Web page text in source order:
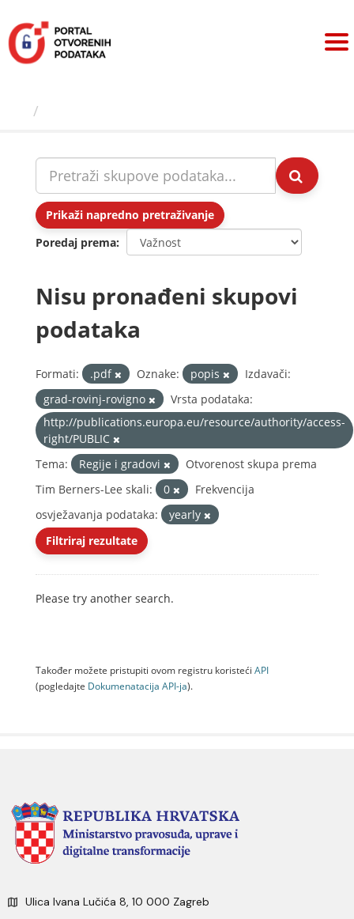
sadržaj
Prikaži napredno pretraživanje
Poredaj prema
Nisu pronađeni skupovi
podataka
Formati: .pdf Oznake: popis
Izdavači:
grad-rovinj-rovigno
Vrsta podataka:
http://publications.europa.eu/resource/authority/access-
right/PUBLIC
Tema:
Regije i gradovi
Otvorenost skupa prema
Tim Berners-Lee skali:
0
Frekvencija
osvježavanja podataka:
yearly
Filtriraj rezultate
Please try another search.
Također možete pristupiti ovom registru koristeći API
(pogledajte Dokumenаtаcijа API-jа).